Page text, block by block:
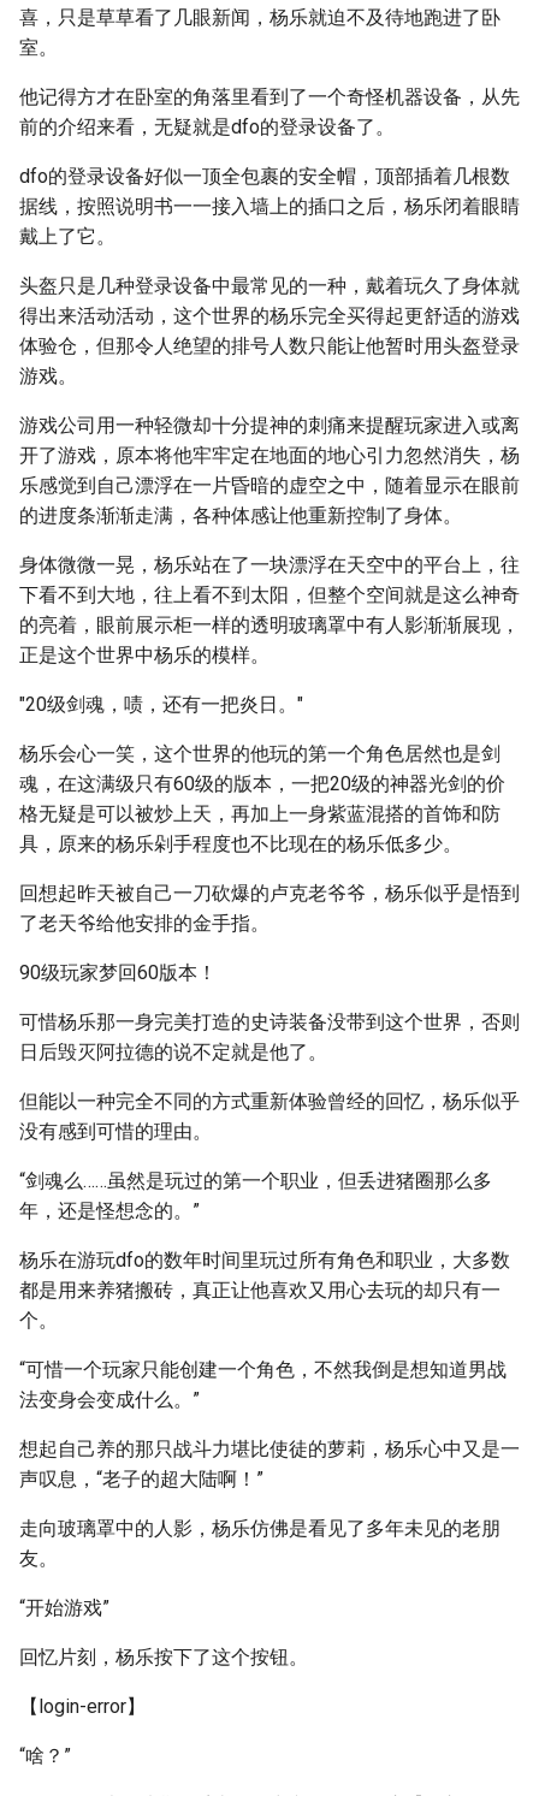
喜，只是草草看了几眼新闻，杨乐就迫不及待地跑进了卧
室。
他记得方才在卧室的角落里看到了一个奇怪机器设备，从先
前的介绍来看，无疑就是dfo的登录设备了。
dfo的登录设备好似一顶全包裹的安全帽，顶部插着几根数
据线，按照说明书一一接入墙上的插口之后，杨乐闭着眼睛
戴上了它。
头盔只是几种登录设备中最常见的一种，戴着玩久了身体就
得出来活动活动，这个世界的杨乐完全买得起更舒适的游戏
体验仓，但那令人绝望的排号人数只能让他暂时用头盔登录
游戏。
游戏公司用一种轻微却十分提神的刺痛来提醒玩家进入或离
开了游戏，原本将他牢牢定在地面的地心引力忽然消失，杨
乐感觉到自己漂浮在一片昏暗的虚空之中，随着显示在眼前
的进度条渐渐走满，各种体感让他重新控制了身体。
身体微微一晃，杨乐站在了一块漂浮在天空中的平台上，往
下看不到大地，往上看不到太阳，但整个空间就是这么神奇
的亮着，眼前展示柜一样的透明玻璃罩中有人影渐渐展现，
正是这个世界中杨乐的模样。
"20级剑魂，啧，还有一把炎日。"
杨乐会心一笑，这个世界的他玩的第一个角色居然也是剑
魂，在这满级只有60级的版本，一把20级的神器光剑的价
格无疑是可以被炒上天，再加上一身紫蓝混搭的首饰和防
具，原来的杨乐剁手程度也不比现在的杨乐低多少。
回想起昨天被自己一刀砍爆的卢克老爷爷，杨乐似乎是悟到
了老天爷给他安排的金手指。
90级玩家梦回60版本！
可惜杨乐那一身完美打造的史诗装备没带到这个世界，否则
日后毁灭阿拉德的说不定就是他了。
但能以一种完全不同的方式重新体验曾经的回忆，杨乐似乎
没有感到可惜的理由。
“剑魂么……虽然是玩过的第一个职业，但丢进猪圈那么多
年，还是怪想念的。”
杨乐在游玩dfo的数年时间里玩过所有角色和职业，大多数
都是用来养猪搬砖，真正让他喜欢又用心去玩的却只有一
个。
“可惜一个玩家只能创建一个角色，不然我倒是想知道男战
法变身会变成什么。”
想起自己养的那只战斗力堪比使徒的萝莉，杨乐心中又是一
声叹息，“老子的超大陆啊！”
走向玻璃罩中的人影，杨乐仿佛是看见了多年未见的老朋
友。
“开始游戏”
回忆片刻，杨乐按下了这个按钮。
【login-error】
“啥？”